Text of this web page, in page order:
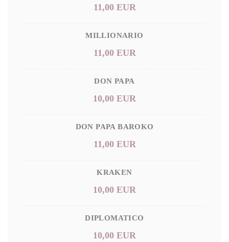
11,00 EUR
MILLIONARIO
11,00 EUR
DON PAPA
10,00 EUR
DON PAPA BAROKO
11,00 EUR
KRAKEN
10,00 EUR
DIPLOMATICO
10,00 EUR